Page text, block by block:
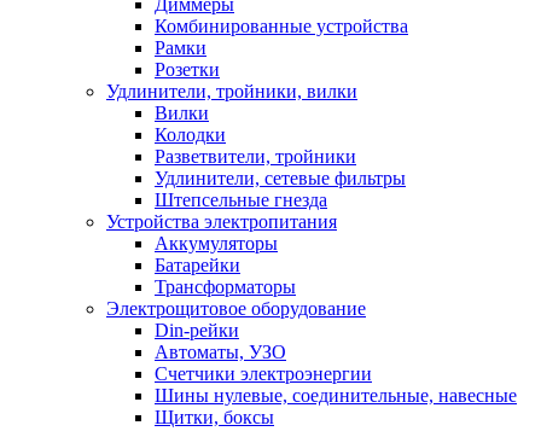
Комбинированные устройства
Рамки
Розетки
Удлинители, тройники, вилки
Вилки
Колодки
Разветвители, тройники
Удлинители, сетевые фильтры
Штепсельные гнезда
Устройства электропитания
Аккумуляторы
Батарейки
Трансформаторы
Электрощитовое оборудование
Din-рейки
Автоматы, УЗО
Счетчики электроэнергии
Шины нулевые, соединительные, навесные
Щитки, боксы